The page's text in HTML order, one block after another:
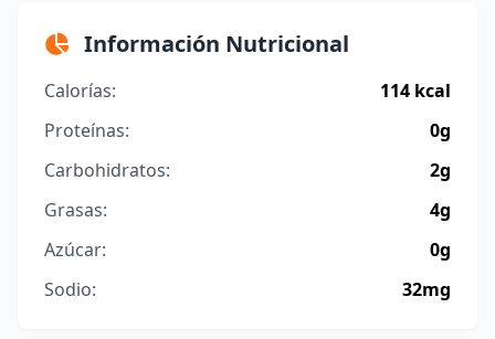
Información Nutricional
Calorías:
114 kcal
Proteínas:
0g
Carbohidratos:
2g
Grasas:
4g
Azúcar:
0g
Sodio:
32mg